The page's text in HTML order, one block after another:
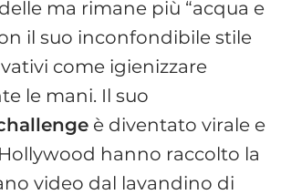
ma rimane più “acqua e
il suo inconfondibile stile
come igienizzare
le mani. Il suo
è diventato virale e
hanno raccolto la
video dal lavandino di